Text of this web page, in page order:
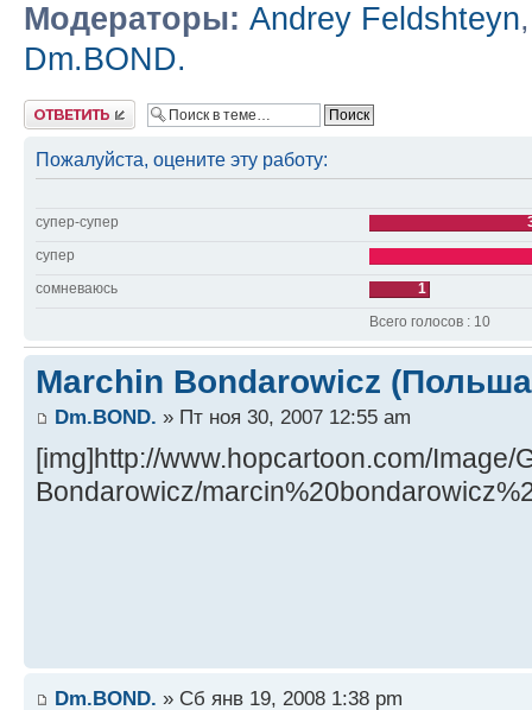
Модераторы: Andrey Feldshteyn
Dm.BOND.
Ответить
Пожалуйста, оцените эту работу:
супер-супер
супер
сомневаюсь
1
Всего голосов : 10
Marchin Bondarowicz
Dm.BOND. » Пт ноя 30, 2007 12:55 am
[img]http://www.hopcartoon.com/Image/
Bondarowicz/
Dm.BOND. » Сб янв 19, 2008 1:38 pm